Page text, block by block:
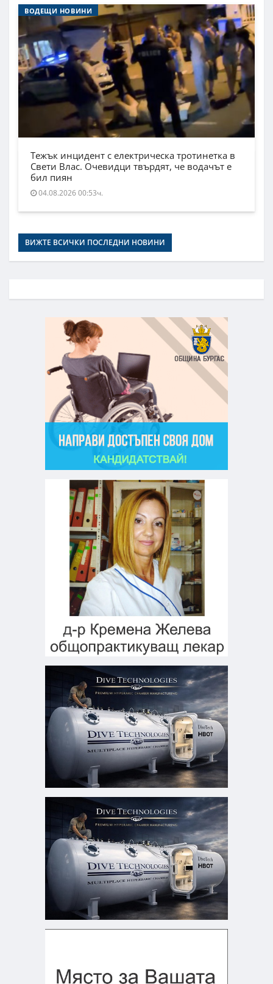
ВОДЕЩИ НОВИНИ
Тежък инцидент с електрическа тротинетка в
Свети Влас. Очевидци твърдят, че водачът е
бил пиян
04.08.2026 00:53ч.
ВИЖТЕ ВСИЧКИ ПОСЛЕДНИ НОВИНИ